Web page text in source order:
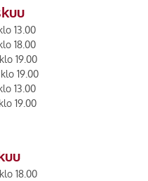
13.00
18.00
19.00
19.00
13.00
19.00
18.00